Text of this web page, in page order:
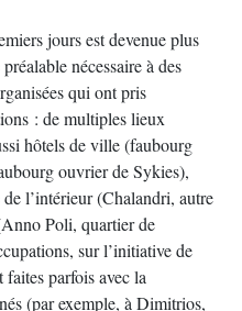
jours est devenue plus
nécessaire à des
qui ont pris
: de multiples lieux
hôtels de ville (faubourg
ouvrier de Sykies),
l’intérieur (Chalandri, autre
Poli, quartier de
sur l’initiative de
faites parfois avec la
(par exemple, à Dimitrios,